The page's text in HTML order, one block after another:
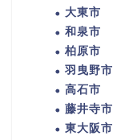
大東市
和泉市
柏原市
羽曳野市
高石市
藤井寺市
東大阪市